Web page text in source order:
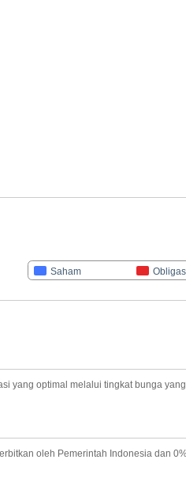
Saham
yang optimal melalui tingkat bunga
oleh Pemerintah Indonesia dan